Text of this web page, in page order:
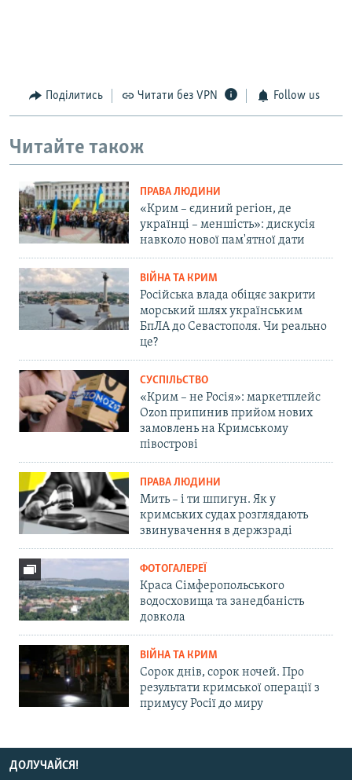
Поділитись Читати без VPN Follow us
Читайте також
ПРАВА ЛЮДИНИ
«Крим – єдиний регіон, де
українці – меншість»: дискусія
навколо нової пам'ятної дати
ВІЙНА ТА КРИМ
Російська влада обіцяє закрити
морський шлях українським
БпЛА до Севастополя. Чи реально
це?
СУСПІЛЬСТВО
«Крим – не Росія»: маркетплейс
Ozon припинив прийом нових
замовлень на Кримському
півострові
ПРАВА ЛЮДИНИ
Мить – і ти шпигун. Як у
кримських судах розглядають
звинувачення в держзраді
ФОТОГАЛЕРЕЇ
Краса Сімферопольського
водосховища та занедбаність
довкола
ВІЙНА ТА КРИМ
Сорок днів, сорок ночей. Про
результати кримської операції з
примусу Росії до миру
ДОЛУЧАЙСЯ!